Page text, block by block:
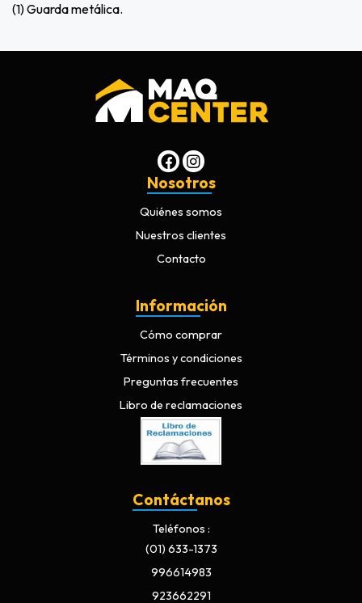
(1) Guarda metálica.
Nosotros
Quiénes somos
Nuestros clientes
Contacto
Información
Cómo comprar
Términos y condiciones
Preguntas frecuentes
Libro de reclamaciones
Contáctanos
Teléfonos
(01) 633-1373
996614983
923662291